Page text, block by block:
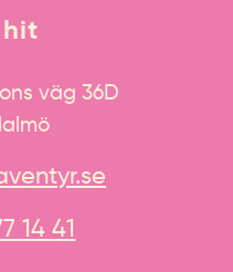
väg 36D
14 41